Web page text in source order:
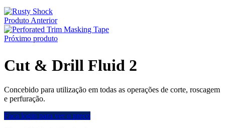
Produto Anterior
Próximo produto
Cut & Drill Fluid 2
Concebido para utilização em todas as operações de corte, roscagem
e perfuração.
Faça login para ver o preço